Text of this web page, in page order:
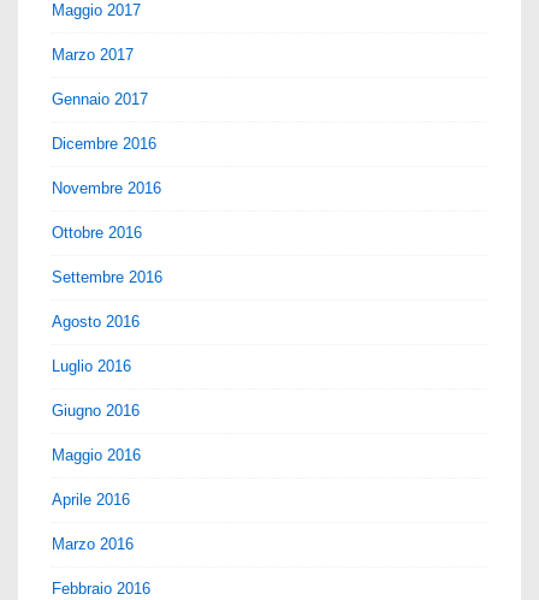
Maggio 2017
Marzo 2017
Gennaio 2017
Dicembre 2016
Novembre 2016
Ottobre 2016
Settembre 2016
Agosto 2016
Luglio 2016
Giugno 2016
Maggio 2016
Aprile 2016
Marzo 2016
Febbraio 2016